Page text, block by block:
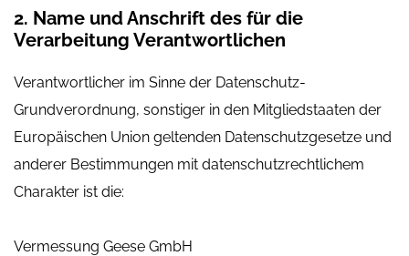
2. Name und Anschrift des für die
Verarbeitung Verantwortlichen
Verantwortlicher im Sinne der Datenschutz-
Grundverordnung, sonstiger in den Mitgliedstaaten der
Europäischen Union geltenden Datenschutzgesetze und
anderer Bestimmungen mit datenschutzrechtlichem
Charakter ist die:
Vermessung Geese GmbH